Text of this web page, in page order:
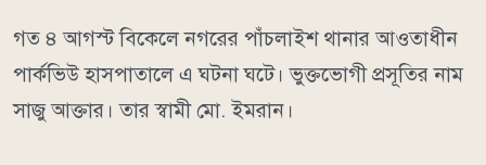
গত ৪ আগস্ট বিকেলে নগরের পাঁচলাইশ থানার আওতাধীন
পার্কভিউ হাসপাতালে এ ঘটনা ঘটে। ভুক্তভোগী প্রসূতির নাম
সাজু আক্তার। তার স্বামী মো. ইমরান।